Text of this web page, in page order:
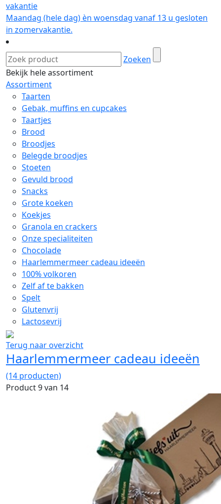
vakantie
Maandag (hele dag) èn woensdag vanaf 13 u gesloten
in zomervakantie.
Zoeken
Bekijk hele assortiment
Assortiment
Taarten
Gebak, muffins en cupcakes
Taartjes
Brood
Broodjes
Belegde broodjes
Stoeten
Gevuld brood
Snacks
Grote koeken
Koekjes
Granola en crackers
Onze specialiteiten
Chocolade
Haarlemmermeer cadeau ideeën
100% volkoren
Zelf af te bakken
Spelt
Glutenvrij
Lactosevrij
Terug naar overzicht
Haarlemmermeer cadeau ideeën
(14 producten)
Product 9 van 14